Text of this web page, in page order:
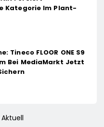
Kategorie Im Plant-
Tineco FLOOR ONE S9
Bei MediaMarkt Jetzt